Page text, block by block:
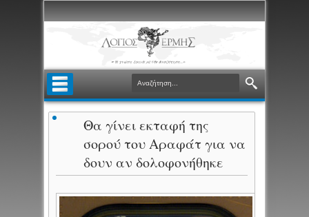
Θα γίνει εκταφή της
σορού του Αραφάτ για να
δουν αν δολοφονήθηκε